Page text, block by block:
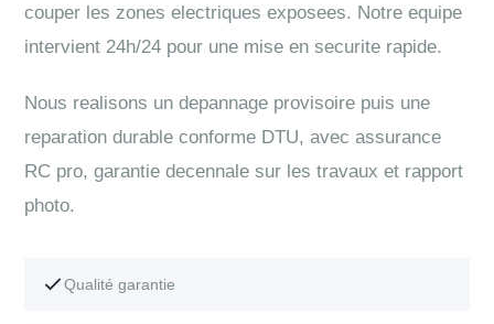
couper les zones electriques exposees. Notre equipe
intervient 24h/24 pour une mise en securite rapide.
Nous realisons un depannage provisoire puis une
reparation durable conforme DTU, avec assurance
RC pro, garantie decennale sur les travaux et rapport
photo.
Qualité garantie